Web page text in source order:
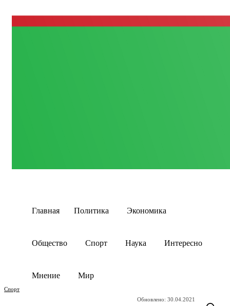
Главная Политика Экономика
Общество Спорт Наука Интересно
Мнение Мир
Спорт
Обновлено: 30.04.2021